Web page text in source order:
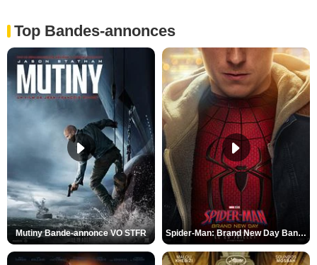
Top Bandes-annonces
Mutiny Bande-annonce VO STFR Spider-Man: Brand New Day Bande-annonce VO STFR